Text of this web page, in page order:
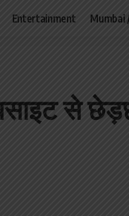
Entertainment Mumbai
से